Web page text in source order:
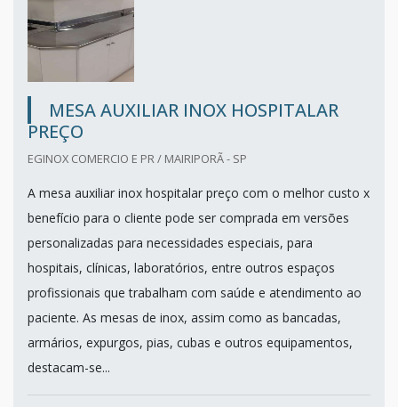
MESA AUXILIAR INOX HOSPITALAR
PREÇO
EGINOX COMERCIO E PR / MAIRIPORÃ - SP
A mesa auxiliar inox hospitalar preço com o melhor custo x
benefício para o cliente pode ser comprada em versões
personalizadas para necessidades especiais, para
hospitais, clínicas, laboratórios, entre outros espaços
profissionais que trabalham com saúde e atendimento ao
paciente. As mesas de inox, assim como as bancadas,
armários, expurgos, pias, cubas e outros equipamentos,
destacam-se...